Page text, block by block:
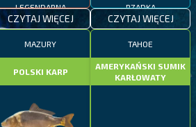
LEGENDARNA
CZYTAJ WIĘCEJ
RZADKA
CZYTAJ WIĘCEJ
MAZURY
POLSKI KARP
TAHOE
AMERYKAŃSKI SUMIK
KARŁOWATY